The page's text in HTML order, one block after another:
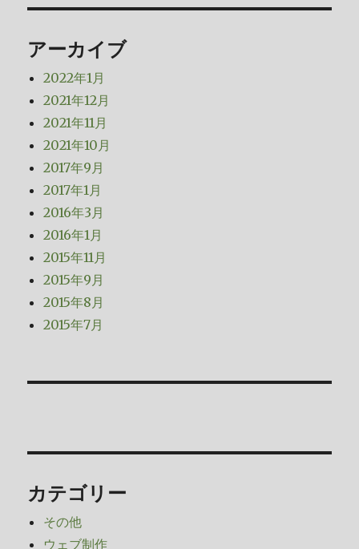
アーカイブ
2022年1月
2021年12月
2021年11月
2021年10月
2017年9月
2017年1月
2016年3月
2016年1月
2015年11月
2015年9月
2015年8月
2015年7月
カテゴリー
その他
ウェブ制作